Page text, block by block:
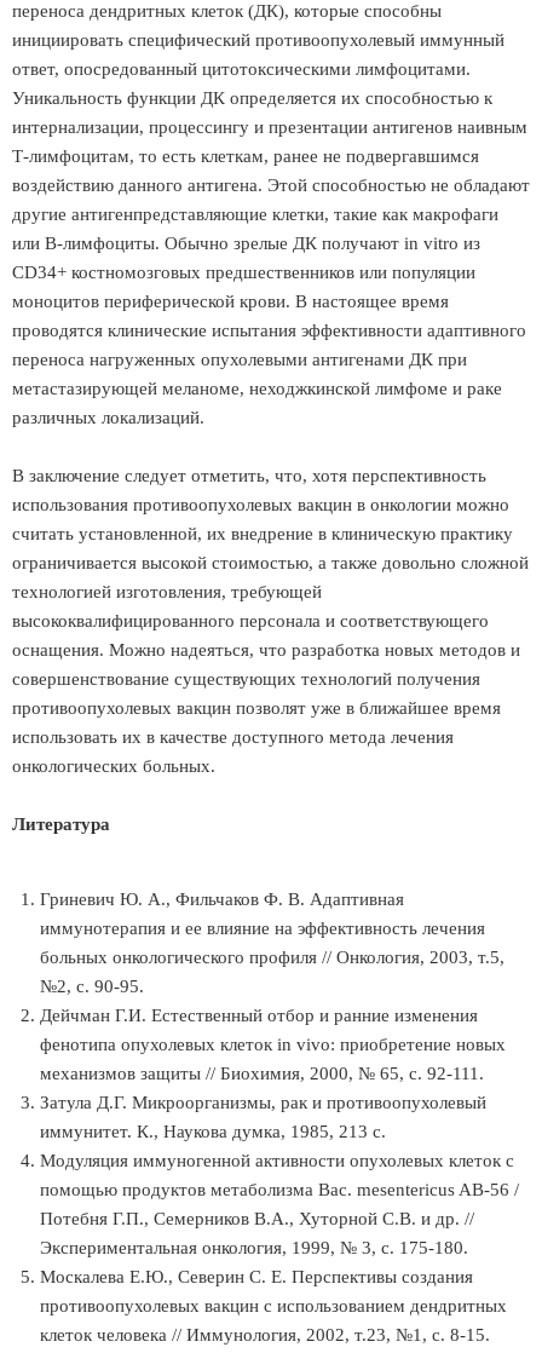
переноса дендритных клеток (ДК), которые способны
инициировать специфический противоопухолевый иммунный
ответ, опосредованный цитотоксическими лимфоцитами.
Уникальность функции ДК определяется их способностью к
интернализации, процессингу и презентации антигенов наивным
Т-лимфоцитам, то есть клеткам, ранее не подвергавшимся
воздействию данного антигена. Этой способностью не обладают
другие антигенпредставляющие клетки, такие как макрофаги
или В-лимфоциты. Обычно зрелые ДК получают in vitro из
CD34+ костномозговых предшественников или популяции
моноцитов периферической крови. В настоящее время
проводятся клинические испытания эффективности адаптивного
переноса нагруженных опухолевыми антигенами ДК при
метастазирующей меланоме, неходжкинской лимфоме и раке
различных локализаций.
В заключение следует отметить, что, хотя перспективность
использования противоопухолевых вакцин в онкологии можно
считать установленной, их внедрение в клиническую практику
ограничивается высокой стоимостью, а также довольно сложной
технологией изготовления, требующей
высококвалифицированного персонала и соответствующего
оснащения. Можно надеяться, что разработка новых методов и
совершенствование существующих технологий получения
противоопухолевых вакцин позволят уже в ближайшее время
использовать их в качестве доступного метода лечения
онкологических больных.
Литература
Гриневич Ю. А., Фильчаков Ф. В. Адаптивная
иммунотерапия и ее влияние на эффективность лечения
больных онкологического профиля // Онкология, 2003, т.5,
№2, с. 90-95.
Дейчман Г.И. Естественный отбор и ранние изменения
фенотипа опухолевых клеток in vivo: приобретение новых
механизмов защиты // Биохимия, 2000, № 65, с. 92-111.
Затула Д.Г. Микроорганизмы, рак и противоопухолевый
иммунитет. К., Наукова думка, 1985, 213 с.
Модуляция иммуногенной активности опухолевых клеток с
помощью продуктов метаболизма Вас. mesentericus AB-56 /
Потебня Г.П., Семерников В.А., Хуторной С.В. и др. //
Экспериментальная онкология, 1999, № 3, с. 175-180.
Москалева Е.Ю., Северин С. Е. Перспективы создания
противоопухолевых вакцин с использованием дендритных
клеток человека // Иммунология, 2002, т.23, №1, с. 8-15.